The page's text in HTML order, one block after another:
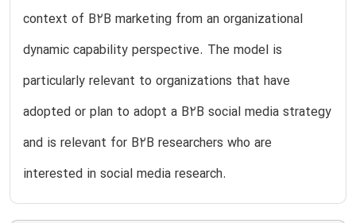
context of B2B marketing from an organizational
dynamic capability perspective. The model is
particularly relevant to organizations that have
adopted or plan to adopt a B2B social media strategy
and is relevant for B2B researchers who are
interested in social media research.